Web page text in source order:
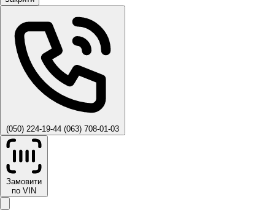
(050) 224-19-44 (063) 708-01-03
Замовити
по VIN